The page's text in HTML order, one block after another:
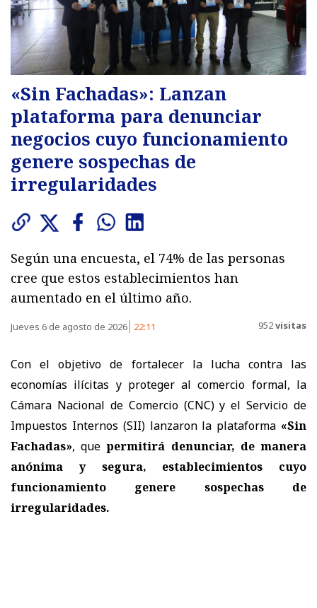
«Sin Fachadas»: Lanzan
plataforma para denunciar
negocios cuyo funcionamiento
genere sospechas de
irregularidades
Según una encuesta, el 74% de las personas
cree que estos establecimientos han
aumentado en el último año.
Jueves 6 de agosto de 2026 22:11 952visitas
Con el objetivo de fortalecer la lucha contra las
economías ilícitas y proteger al comercio formal, la
Cámara Nacional de Comercio (CNC) y el Servicio de
Impuestos Internos (SII) lanzaron la plataforma «Sin
Fachadas», quepermitirá denunciar, de manera
anónima y segura, establecimientos cuyo
funcionamiento genere sospechas de
irregularidades.